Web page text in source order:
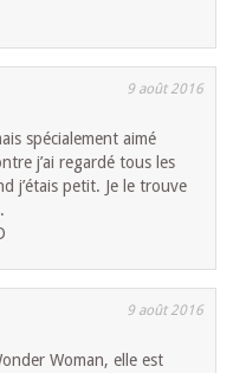
9 août 2016
spécialement aimé
j’ai regardé tous les
j’étais petit. Je le trouve
9 août 2016
Woman, elle est